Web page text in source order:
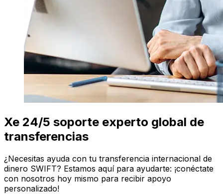
Xe 24/5 soporte experto global de
transferencias
¿Necesitas ayuda con tu transferencia internacional de
dinero SWIFT? Estamos aquí para ayudarte: ¡conéctate
con nosotros hoy mismo para recibir apoyo
personalizado!